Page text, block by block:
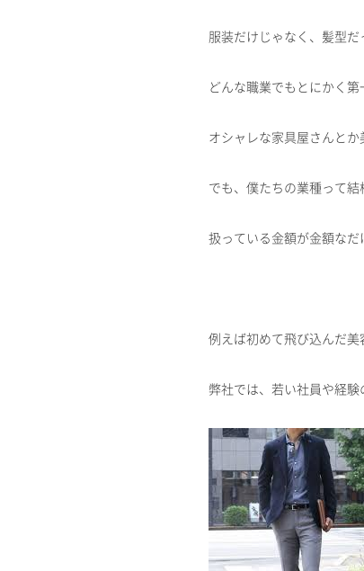
服装だけじゃなく、髪型だ
どんな職業でもとにかく第
オシャレな家具屋さんとか
でも、僕たちの業種って
扱っている金額が金額な
例えば初めて飛び込んだ
弊社では、若い社員や経